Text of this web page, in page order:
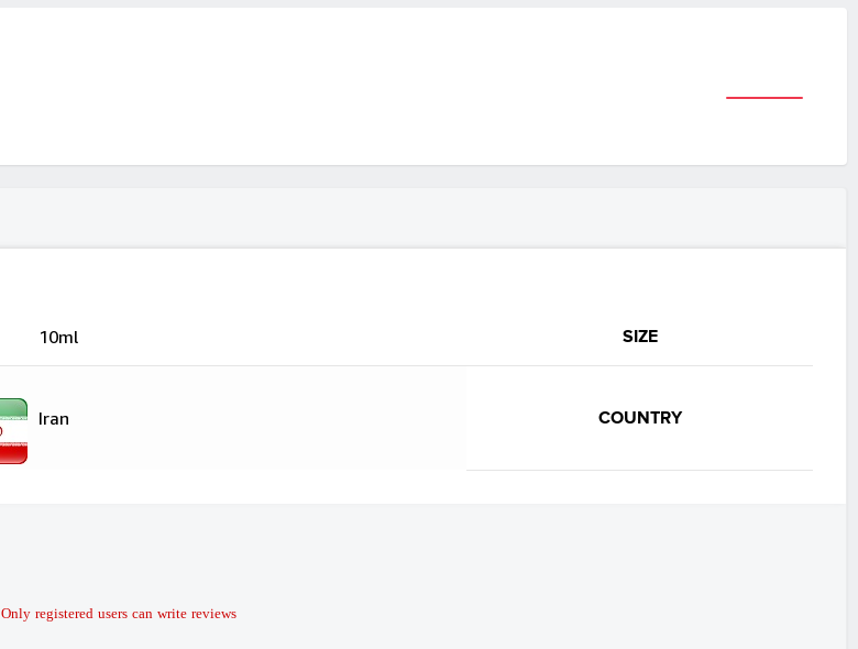
SIZE
10ml
COUNTRY
Iran
Only registered users can write reviews